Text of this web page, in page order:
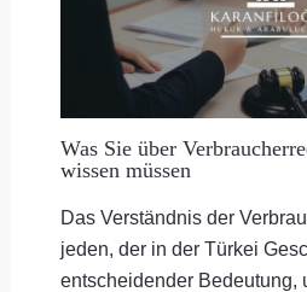
Was Sie über
wissen müssen
Das Verständnis der
jeden, der in der Türkei
entscheidender Bedeutung,